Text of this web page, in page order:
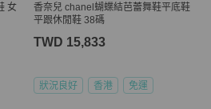
女
香奈兒 chanel蝴蝶結芭蕾舞鞋平底鞋
平跟休閒鞋 38碼
TWD 15,833
狀況良好 香港 免運